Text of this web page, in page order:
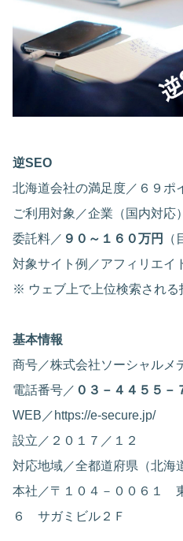
逆SEO
北海道会社の満足度／６９ポ
ご利用対象／企業（国内対応）
委託料／ ９０～１６０万円
（
対象サイト例／アフィリエイ
※ ウェブ上で上位検索される
基本情報
商号／株式会社ソーシャルメ
電話番号／ ０３－４４５５－
WEB／https://e-secure.jp/
設立／２０１７／１２
対応地域／全都道府県（北海
本社／〒１０４－００６１
６ サガミビル２Ｆ